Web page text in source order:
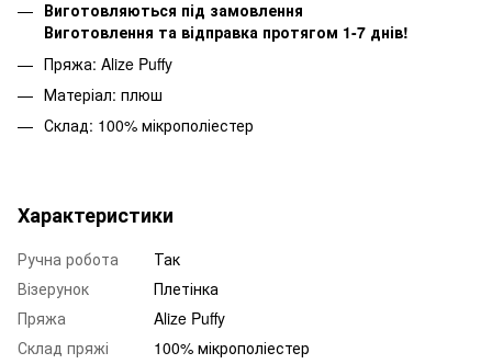
Виготовляються під замовлення
Виготовлення та відправка протягом 1-7 днів!
Пряжа: Alize Puffy
Матеріал: плюш
Склад: 100% мікрополіестер
Характеристики
Ручна робота
Так
Візерунок
Плетінка
Пряжа
Alize Puffy
Склад пряжі
100% мікрополіестер